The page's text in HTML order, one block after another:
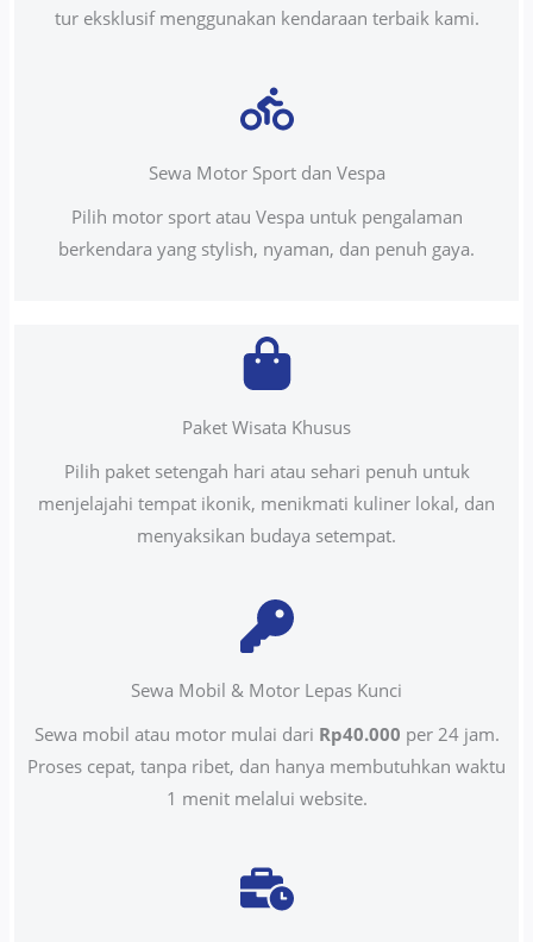
tur eksklusif menggunakan kendaraan terbaik kami.
Sewa Motor Sport dan Vespa
Pilih motor sport atau Vespa untuk pengalaman
berkendara yang stylish, nyaman, dan penuh gaya.
Paket Wisata Khusus
Pilih paket setengah hari atau sehari penuh untuk
menjelajahi tempat ikonik, menikmati kuliner lokal, dan
menyaksikan budaya setempat.
Sewa Mobil & Motor Lepas Kunci
Sewa mobil atau motor mulai dari Rp40.000 per 24 jam.
Proses cepat, tanpa ribet, dan hanya membutuhkan waktu
1 menit melalui website.